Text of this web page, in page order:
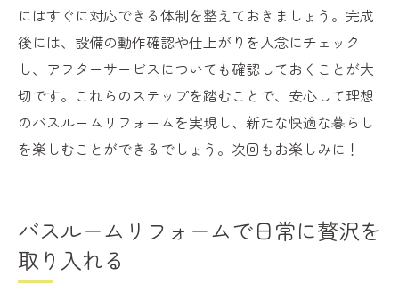
リフォームでバスルームに新たな命を吹き
込む方法
バスルームリフォームがもたらす生活の質の向
上
リフォームで実現する健康的な生活環境
バスルームリフォームが日常に与えるポジ
方法
心地よいバスルームがもたらすメンタルヘ
にはすぐに対応できる体制を整えておきましょう。完成
後には、設備の動作確認や仕上がりを入念にチェック
し、アフターサービスについても確認しておくことが大
切です。これらのステップを踏むことで、安心して理想
のバスルームリフォームを実現し、新たな快適な暮らし
を楽しむことができるでしょう。次回もお楽しみに！
バスルームリフォームで日常に贅沢を
取り入れる